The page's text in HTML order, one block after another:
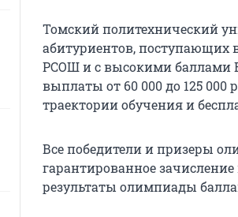
Томский политехнический
абитуриентов, поступающих
РСОШ и с высокими баллами
выплаты от 60 000до 125 000
траектории обучения и
Все победители и призеры
гарантированное
результаты олимпиады